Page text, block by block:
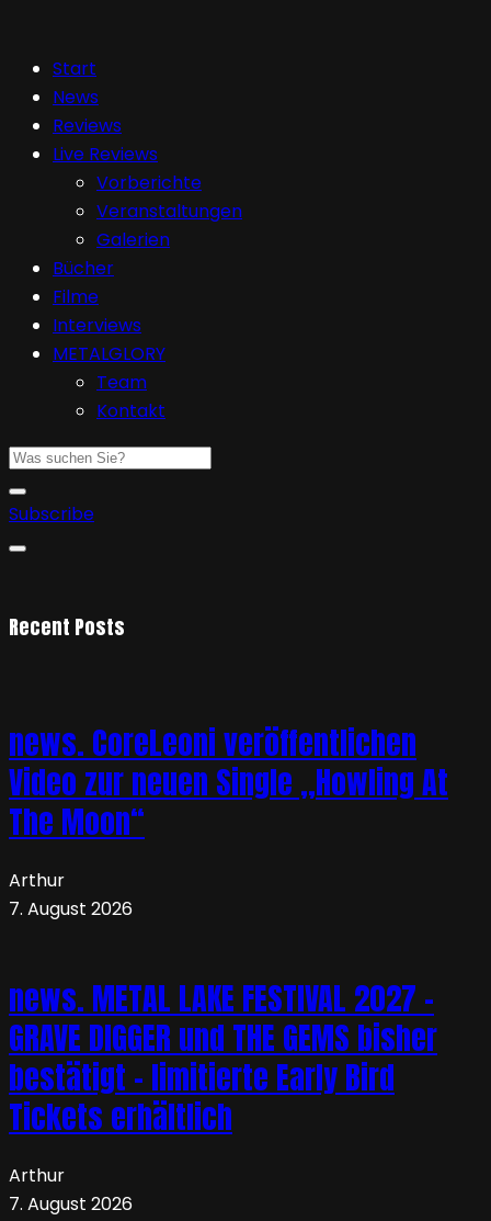
Start
News
Reviews
Live Reviews
Vorberichte
Veranstaltungen
Galerien
Bücher
Filme
Interviews
METALGLORY
Team
Kontakt
Subscribe
Recent Posts
news. CoreLeoni veröffentlichen
Video zur neuen Single „Howling At
The Moon“
Arthur
7. August 2026
news. METAL LAKE FESTIVAL 2027 –
GRAVE DIGGER und THE GEMS bisher
bestätigt – limitierte Early Bird
Tickets erhältlich
Arthur
7. August 2026